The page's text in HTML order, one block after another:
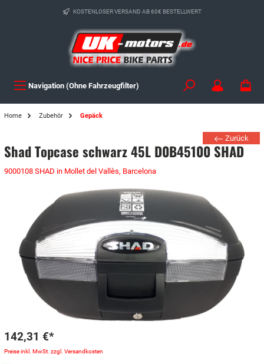
KOSTENLOSER VERSAND AB 60€ BESTELLWERT
Navigation (Ohne Fahrzeugfilter)
Home Zubehör Gepäck
Zurück
Shad Topcase schwarz 45L D0B45100 SHAD
9000108 SHAD in Mollet del Vallès, Barcelona
142,31 €*
Preise inkl. MwSt. zzgl. Versandkosten